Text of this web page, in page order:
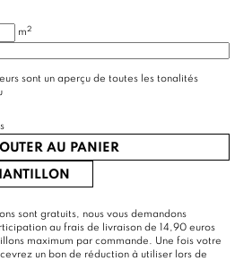
m2
sont un aperçu de toutes les tonalités
AU PANIER
sont gratuits, nous vous demandons
au frais de livraison de 14,90 euros
maximum par commande. Une fois votre
un bon de réduction à utiliser lors de